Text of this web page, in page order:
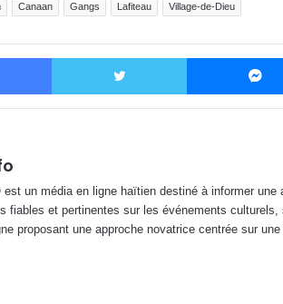
Canaan Gangs Lafiteau Village-de-Dieu
Facebook Twitter
est un média en ligne haïtien destiné à informer
fiables et pertinentes sur les événements
proposant une approche novatrice centrée sur